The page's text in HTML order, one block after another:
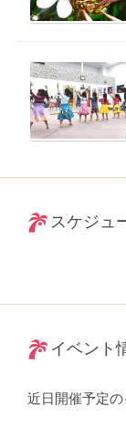
スケジュ
イベント
近日開催予定